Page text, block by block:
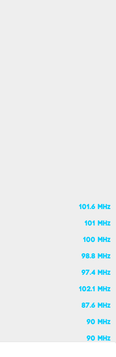
101.6 MHz
101 MHz
100 MHz
98.8 MHz
97.4 MHz
102.1 MHz
87.6 MHz
90 MHz
90 MHz